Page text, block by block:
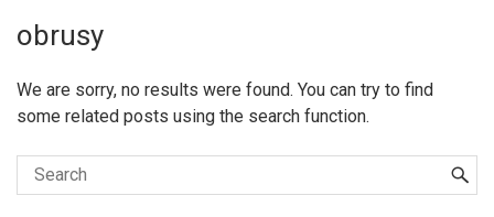
obrusy
We are sorry, no results were found. You can try to find
some related posts using the search function.